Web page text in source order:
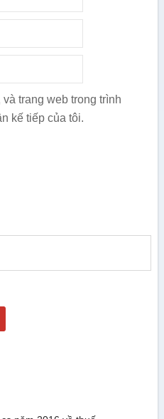
trang web trong trình
kế tiếp của tôi.